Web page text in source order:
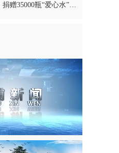
水”跨越900公里星夜驰援广西受灾地区